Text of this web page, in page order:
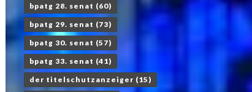
bpatg 28. senat (60)
bpatg 29. senat (73)
bpatg 30. senat (57)
bpatg 33. senat (41)
der titelschutzanzeiger (15)